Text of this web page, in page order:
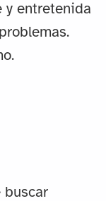
y entretenida
buscar